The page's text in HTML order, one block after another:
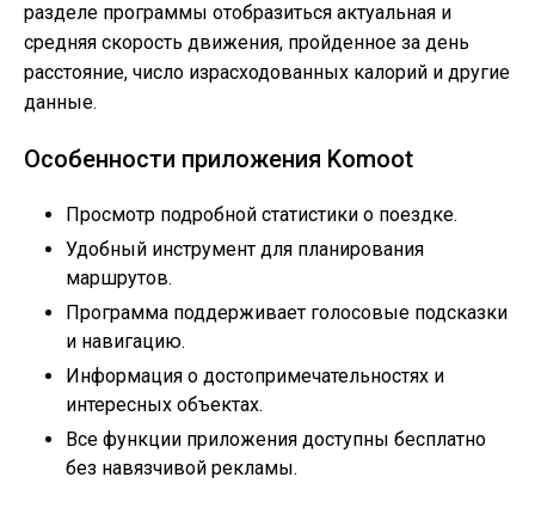
разделе программы отобразиться актуальная и
средняя скорость движения, пройденное за день
расстояние, число израсходованных калорий и другие
данные.
Особенности приложения Komoot
Просмотр подробной статистики о поездке.
Удобный инструмент для планирования
маршрутов.
Программа поддерживает голосовые подсказки
и навигацию.
Информация о достопримечательностях и
интересных объектах.
Все функции приложения доступны бесплатно
без навязчивой рекламы.